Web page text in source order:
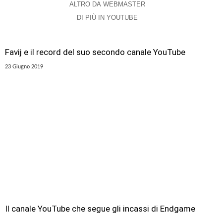
ALTRO DA WEBMASTER
DI PIÙ IN YOUTUBE
Favij e il record del suo secondo canale YouTube
23 Giugno 2019
Il canale YouTube che segue gli incassi di Endgame